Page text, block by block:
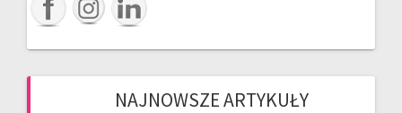
NAJNOWSZE ARTYKUŁY